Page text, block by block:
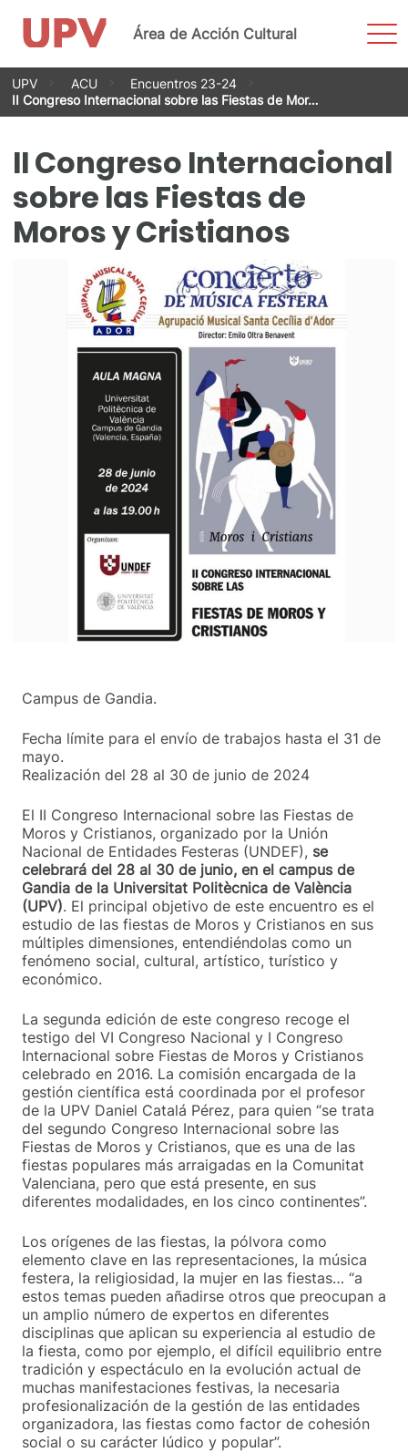
Saltar
contenido
Área de Acción Cultural
UPV ACU
Encuentros 23-24
II Congreso Internacional sobre las Fiestas de Mor…
II Congreso Internacional
sobre las Fiestas de
Moros y Cristianos
Campus de Gandia.
Fecha límite para el envío de trabajos hasta el 31 de
mayo.
Realización del 28 al 30 de junio de 2024
El II Congreso Internacional sobre las Fiestas de
Moros y Cristianos, organizado por la Unión
Nacional de Entidades Festeras (UNDEF), se
celebrará del 28 al 30 de junio, en el campus de
Gandia de la Universitat Politècnica de València
(UPV). El principal objetivo de este encuentro es el
estudio de las fiestas de Moros y Cristianos en sus
múltiples dimensiones, entendiéndolas como un
fenómeno social, cultural, artístico, turístico y
económico.
La segunda edición de este congreso recoge el
testigo del VI Congreso Nacional y I Congreso
Internacional sobre Fiestas de Moros y Cristianos
celebrado en 2016. La comisión encargada de la
gestión científica está coordinada por el profesor
de la UPV Daniel Catalá Pérez, para quien “se trata
del segundo Congreso Internacional sobre las
Fiestas de Moros y Cristianos, que es una de las
fiestas populares más arraigadas en la Comunitat
Valenciana, pero que está presente, en sus
diferentes modalidades, en los cinco continentes”.
Los orígenes de las fiestas, la pólvora como
elemento clave en las representaciones, la música
festera, la religiosidad, la mujer en las fiestas… “a
estos temas pueden añadirse otros que preocupan a
un amplio número de expertos en diferentes
disciplinas que aplican su experiencia al estudio de
la fiesta, como por ejemplo, el difícil equilibrio entre
tradición y espectáculo en la evolución actual de
muchas manifestaciones festivas, la necesaria
profesionalización de la gestión de las entidades
organizadora, las fiestas como factor de cohesión
social o su carácter lúdico y popular”.